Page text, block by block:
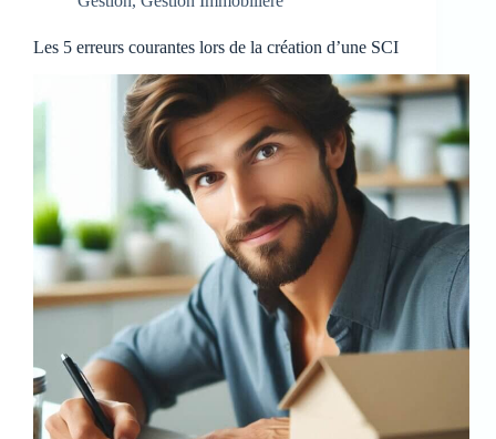
Les 5 erreurs courantes lors de la création d’une SCI